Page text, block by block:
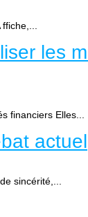
les
financiers Elles...
actuel
sincérité,...